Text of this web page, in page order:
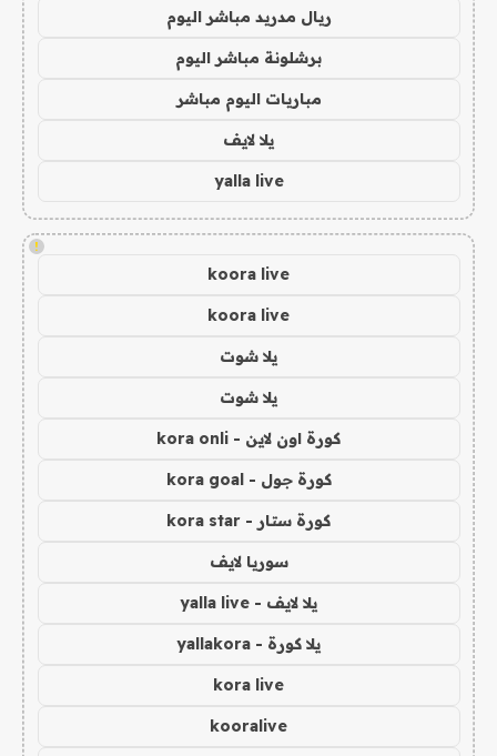
ريال مدريد مباشر اليوم
برشلونة مباشر اليوم
مباريات اليوم مباشر
يلا لايف
yalla live
!
koora live
koora live
يلا شوت
يلا شوت
كورة اون لاين - kora onli
كورة جول - kora goal
كورة ستار - kora star
سوريا لايف
يلا لايف - yalla live
يلا كورة - yallakora
kora live
kooralive